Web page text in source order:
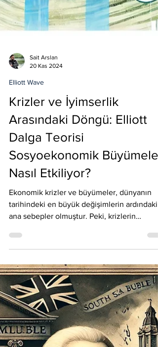
Sait Arslan
20 Kas 2024
Elliott Wave
Krizler ve İyimserlik
Arasındaki Döngü: Elliott
Dalga Teorisi
Sosyoekonomik
Nasıl Etkiliyor?
Ekonomik krizler ve büyümeler, dünyanın
tarihindeki en büyük değişimlerin ardındaki
ana sebepler olmuştur. Peki, krizlerin
ardından gelen...